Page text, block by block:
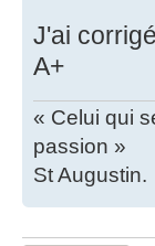
J'ai
A+
« Celui qui
passion »
St Augustin.